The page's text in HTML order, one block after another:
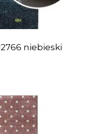
niebieski